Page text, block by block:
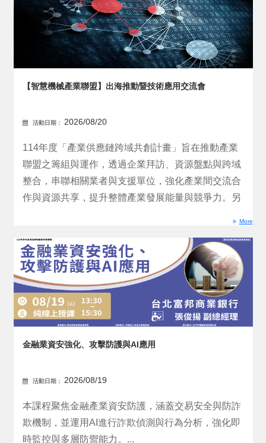
【智慧機械產業聯盟】出海推動暨技術應用交流會
活動日期： 2026/08/20
114年度「產業供應鏈跨域共創計畫」旨在推動產業
聯盟之籌組與運作，透過企業拜訪、資源盤點與跨域
整合，串聯相關業者與支援單位，強化產業間交流合
作與資源共享，提升整體產業發展能量與競爭力。另
More
金融業資安強化、攻擊防護與AI應用
活動日期： 2026/08/19
本課程聚焦金融產業資安防護，涵蓋交易安全與防詐
欺機制，並運用AI進行詐欺偵測與行為分析，強化即
時監控與多層防禦能力。...